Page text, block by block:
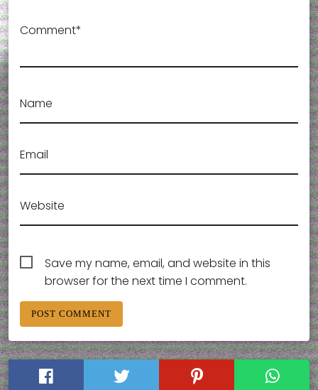
Comment*
Name
Email
Website
Save my name, email, and website in this
browser for the next time I comment.